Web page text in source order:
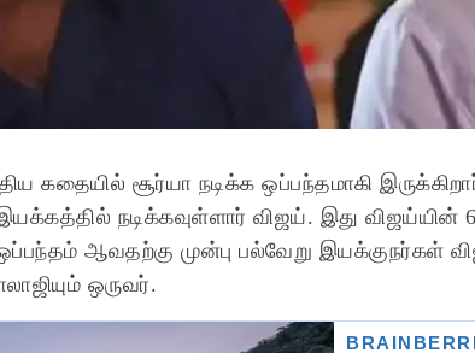
கதையில் சூர்யா நடிக்க ஒப்பந்தமாகி
நடிக்கவுள்ளார் விஜய். இது விஜய்யின்
ஆவதற்கு முன்பு பல்வேறு இயக்குநர்கள்
ஒருவர்.